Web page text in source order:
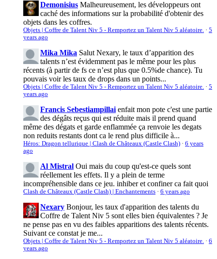
Demonisius Malheureusement, les développeurs ont
caché des informations sur la probabilité d'obtenir des
objets dans les coffres.
Objets | Coffre de Talent Niv 5 - Remportez un Talent Niv 5 aléatoire. · 5
years ago
Mika Mika Salut Nexary, le taux d’apparition des
talents n’est évidemment pas le même pour les plus
récents (à partir de fs ce n’est plus que 0.5%de chance). Tu
pouvais voir les taux de drops dans un points...
Objets | Coffre de Talent Niv 5 - Remportez un Talent Niv 5 aléatoire. · 5
years ago
Francis Sebestiampillai enfait mon pote c'est une partie
des dégâts reçus qui est réduite mais il prend quand
même des dégats et garde enflammée ça renvoie les degats
non reduits restants dont ca le rend plus difficile à...
Héros: Dragon tellurique | Clash de Châteaux (Castle Clash) · 6 years
ago
Al Mistral Oui mais du coup qu'est-ce quels sont
réellement les effets. Il y a plein de terme
incompréhensible dans ce jeu. inhiber et confiner ca fait quoi
Clash de Châteaux (Castle Clash) | Enchantements · 6 years ago
Nexary Bonjour, les taux d'apparition des talents du
Coffre de Talent Niv 5 sont elles bien équivalentes ? Je
ne pense pas en vu des faibles apparitions des talents récents.
Suivant ce constat je me...
Objets | Coffre de Talent Niv 5 - Remportez un Talent Niv 5 aléatoire. · 6
years ago